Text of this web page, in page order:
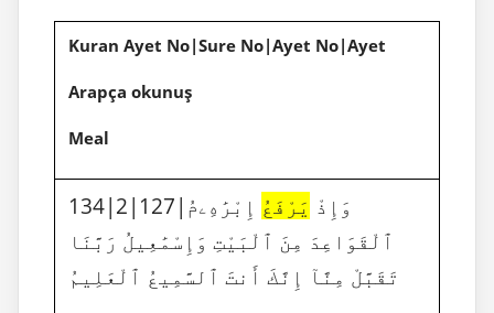
Kuran Ayet No|Sure No|Ayet No|Ayet
Arapça okunuş
Meal
134|2|127|وَإِذْ يَرْفَعُ إِبْرَٰهِۦمُ
ٱلْقَوَاعِدَ مِنَ ٱلْبَيْتِ وَإِسْمَٰعِيلُ رَبَّنَا
تَقَبَّلْ مِنَّآ إِنَّكَ أَنتَ ٱلسَّمِيعُ ٱلْعَلِيمُ